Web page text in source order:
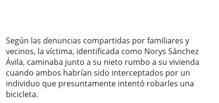
Según las denuncias compartidas por familiares y
vecinos, la víctima, identificada como Norys Sánchez
Ávila, caminaba junto a su nieto rumbo a su vivienda
cuando ambos habrían sido interceptados por un
individuo que presuntamente intentó robarles una
bicicleta.